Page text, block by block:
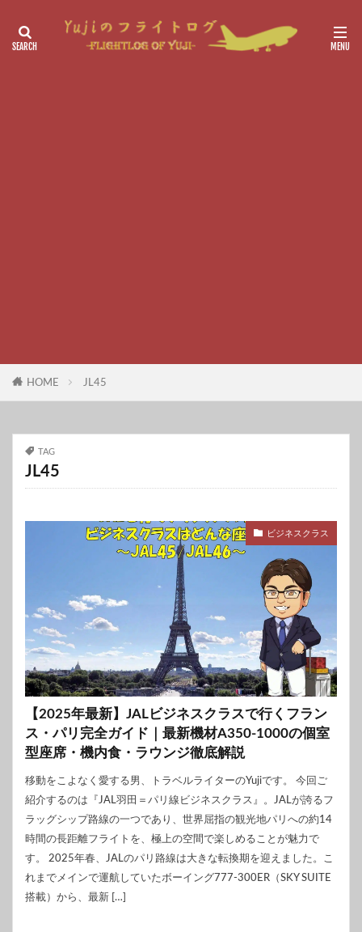
HOME JL45
TAG
JL45
ビジネスクラス
【2025年最新】JALビジネスクラスで行くフラン
ス・パリ完全ガイド｜最新機材A350-1000の個室
型座席・機内食・ラウンジ徹底解説
移動をこよなく愛する男、トラベルライターのYujiです。 今回ご
紹介するのは『JAL羽田＝パリ線ビジネスクラス』。JALが誇るフ
ラッグシップ路線の一つであり、世界屈指の観光地パリへの約14
時間の長距離フライトを、極上の空間で楽しめることが魅力で
す。 2025年春、JALのパリ路線は大きな転換期を迎えました。こ
れまでメインで運航していたボーイング777-300ER（SKY SUITE
搭載）から、最新 […]